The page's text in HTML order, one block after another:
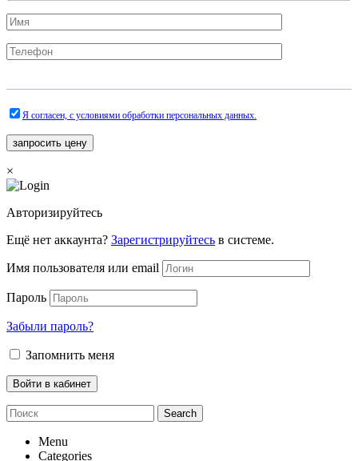
Я согласен, с условиями обработки персональных данных.
×
Авторизируйтесь
Ещё нет аккаунта? Зарегистрируйтесь в системе.
Имя пользователя или email
Пароль
Забыли пароль?
Запомнить меня
Search
Menu
Categories